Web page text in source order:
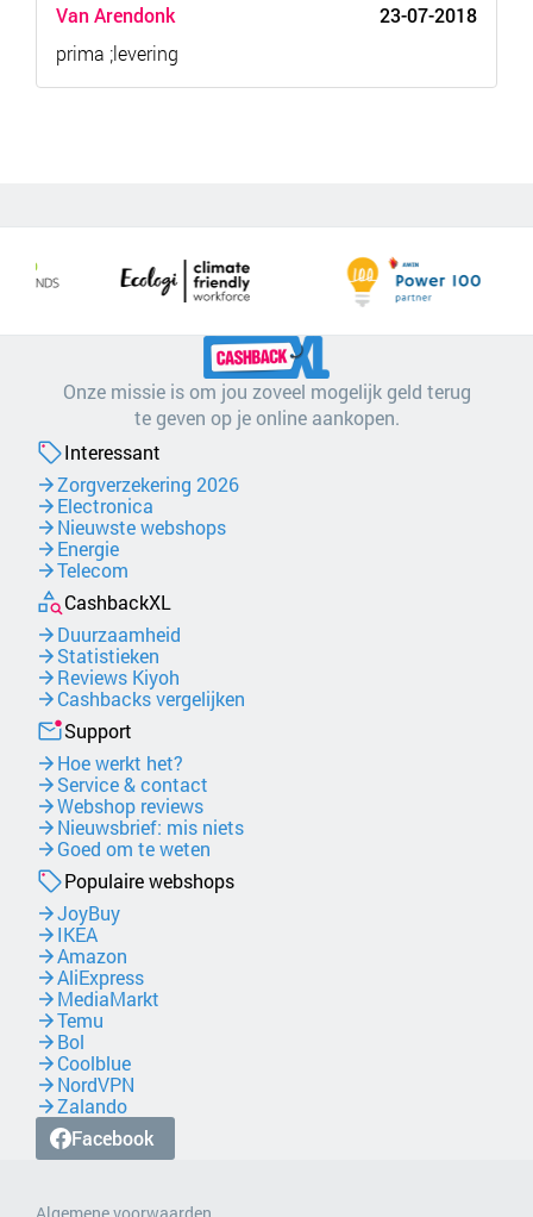
Van Arendonk
23-07-2018
prima ;levering
Onze missie is om jou zoveel mogelijk geld terug
te geven op je online aankopen.
Interessant
Zorgverzekering 2026
Electronica
Nieuwste webshops
Energie
Telecom
CashbackXL
Duurzaamheid
Statistieken
Reviews Kiyoh
Cashbacks vergelijken
Support
Hoe werkt het?
Service & contact
Webshop reviews
Nieuwsbrief: mis niets
Goed om te weten
Populaire webshops
JoyBuy
IKEA
Amazon
AliExpress
MediaMarkt
Temu
Bol
Coolblue
NordVPN
Zalando
Facebook